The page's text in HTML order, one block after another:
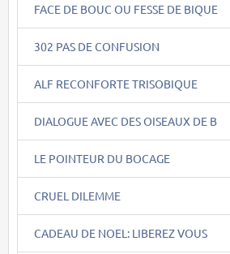
FACE DE BOUC OU FESSE DE BIQUE
302 PAS DE CONFUSION
ALF RECONFORTE TRISOBIQUE
DIALOGUE AVEC DES OISEAUX DE B
LE POINTEUR DU BOCAGE
CRUEL DILEMME
CADEAU DE NOEL: LIBEREZ VOUS